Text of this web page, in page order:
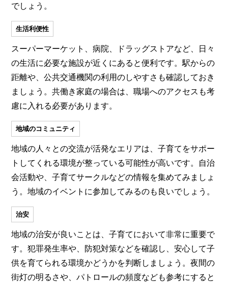
でしょう。
生活利便性
スーパーマーケット、病院、ドラッグストアなど、日々
の生活に必要な施設が近くにあると便利です。駅からの
距離や、公共交通機関の利用のしやすさも確認しておき
ましょう。共働き家庭の場合は、職場へのアクセスも考
慮に入れる必要があります。
地域のコミュニティ
地域の人々との交流が活発なエリアは、子育てをサポー
トしてくれる環境が整っている可能性が高いです。自治
会活動や、子育てサークルなどの情報を集めてみましょ
う。地域のイベントに参加してみるのも良いでしょう。
治安
地域の治安が良いことは、子育てにおいて非常に重要で
す。犯罪発生率や、防犯対策などを確認し、安心して子
供を育てられる環境かどうかを判断しましょう。夜間の
街灯の明るさや、パトロールの頻度なども参考にすると